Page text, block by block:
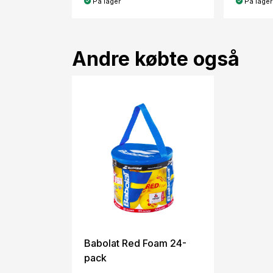
Andre købte også
Babolat Red Foam 24-
pack